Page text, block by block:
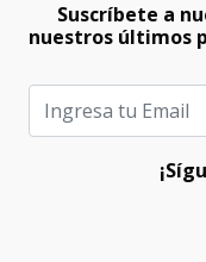
Suscríbete a
nuestros últimos